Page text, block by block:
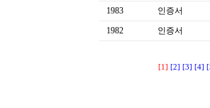
1983
인증서
1982
인증서
[1] [2] [3] [4]